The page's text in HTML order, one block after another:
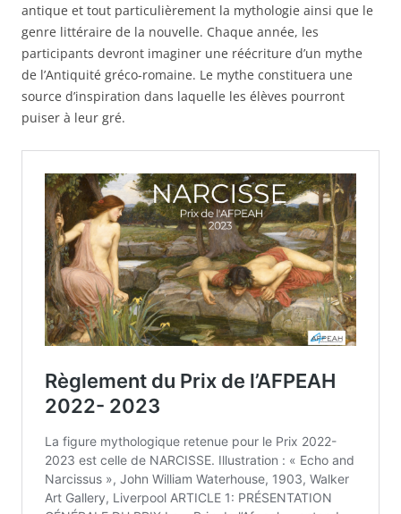
antique et tout particulièrement la mythologie ainsi que le
genre littéraire de la nouvelle. Chaque année, les
participants devront imaginer une réécriture d’un mythe
de l’Antiquité gréco-romaine. Le mythe constituera une
source d’inspiration dans laquelle les élèves pourront
puiser à leur gré.